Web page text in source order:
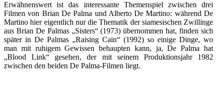
Erwähnenswert ist das interessante Themenspiel zwischen drei
Filmen von Brian De Palma und Alberto De Martino: während De
Martino hier eigentlich nur die Thematik der siamesischen Zwillinge
aus Brian De Palmas „Sisters“ (1973) übernommen hat, finden sich
später in De Palmas „Raising Cain“ (1992) so einige Dinge, wo
man mit ruhigem Gewissen behaupten kann, ja, De Palma hat
„Blood Link“ gesehen, der mit seinem Produktionsjahr 1982
zwischen den beiden De Palma-Filmen liegt.